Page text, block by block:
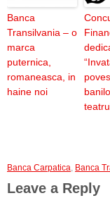
Banca
Transilvania – o
marca
puternica,
romaneasca, in
haine noi
Banca Carpatica, Banca
Leave a Reply